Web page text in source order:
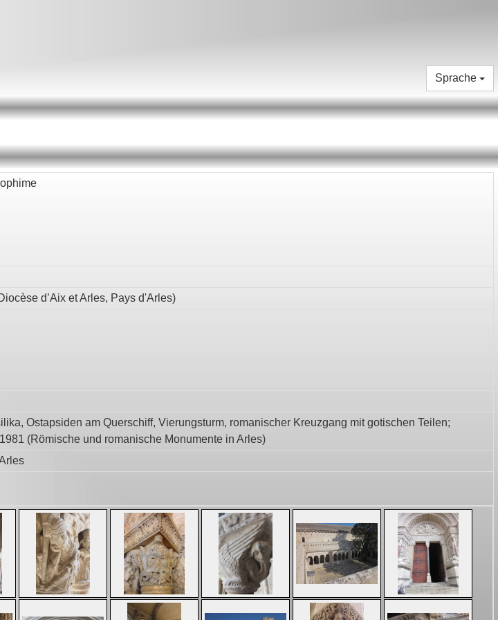
Sprache
d’Aix et Arles, Pays d'Arles)
Ostapsiden am Querschiff, Vierungsturm, romanischer Kreuzgang mit gotischen Teilen;
(Römische und romanische Monumente in Arles)